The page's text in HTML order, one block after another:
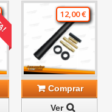
12,00 €
Comprar
Ver